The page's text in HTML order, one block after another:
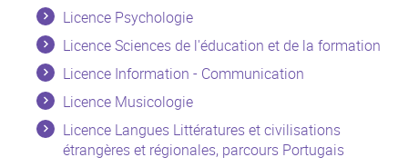
Licence Psychologie
Licence Sciences de l'éducation et de la formation
Licence Information - Communication
Licence Musicologie
Licence Langues Littératures et civilisations
étrangères et régionales, parcours Portugais